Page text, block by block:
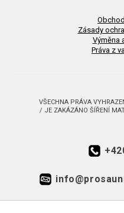
Zásady
Výměna
Práva z
VŠECHNA PRÁVA
/ JE ZAKÁZÁNO ŠÍŘENÍ